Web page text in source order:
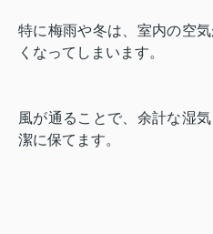
特に梅雨や冬は、室内の空
くなってしまいます。
風が通ることで、余計な湿
潔に保てます。